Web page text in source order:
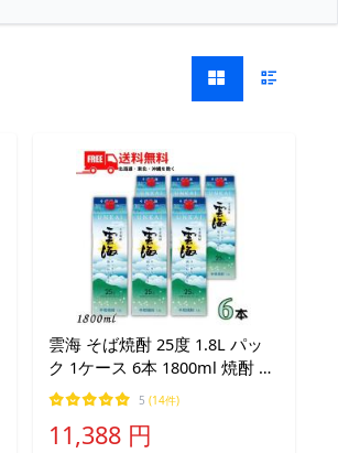
雲海 そば焼酎 25度 1.8L パッ
ク 1ケース 6本 1800ml 焼酎 雲
海酒造 送料無料 (佐川急便限
定)
5 (14件)
11,388 円